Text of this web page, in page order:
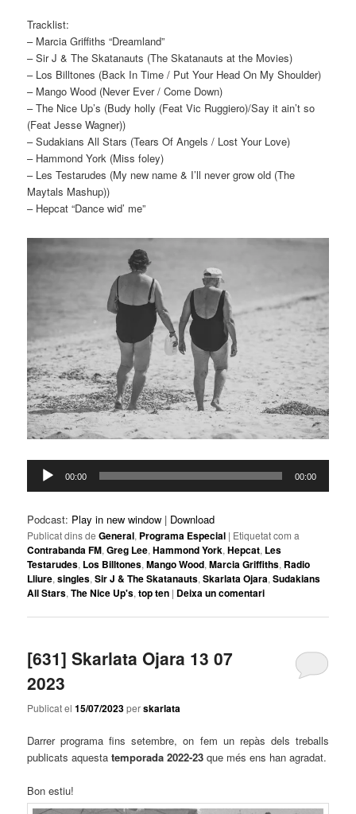
Tracklist:
– Marcia Griffiths “Dreamland”
– Sir J & The Skatanauts (The Skatanauts at the Movies)
– Los Billtones (Back In Time / Put Your Head On My Shoulder)
– Mango Wood (Never Ever / Come Down)
– The Nice Up’s (Budy holly (Feat Vic Ruggiero)/Say it ain’t so
(Feat Jesse Wagner))
– Sudakians All Stars (Tears Of Angels / Lost Your Love)
– Hammond York (Miss foley)
– Les Testarudes (My new name & I’ll never grow old (The
Maytals Mashup))
– Hepcat “Dance wid’ me”
Reproductor
d'àudio
00:00 00:00
Podcast: Play in new window | Download
Publicat dins de General, Programa Especial | Etiquetat com a
Contrabanda FM,Greg Lee,Hammond York,Hepcat, Les
Testarudes, Los Billtones,Mango Wood,Marcia Griffiths, Radio
Lliure,singles,Sir J & The Skatanauts,Skarlata Ojara,Sudakians
All Stars,The Nice Up's,top ten | Deixa un comentari
[631] Skarlata Ojara 13 07
2023
Publicat el15/07/2023perskarlata
Darrer programa fins setembre, on fem un repàs dels treballs
publicats aquestatemporada 2022-23 que més ens han agradat.
Bon estiu!